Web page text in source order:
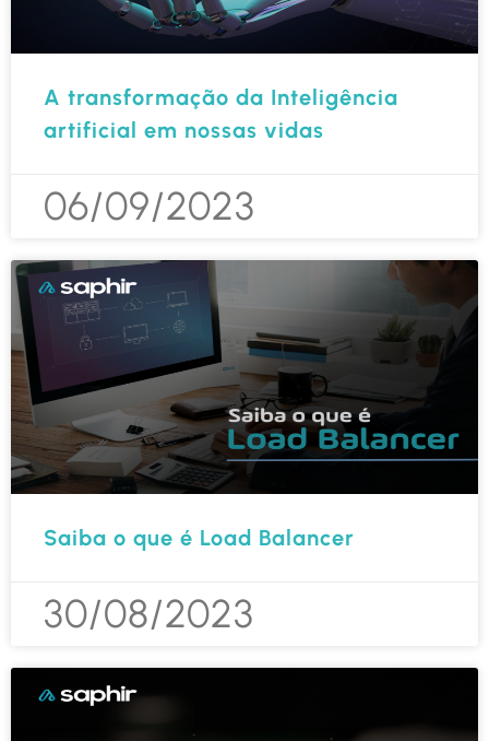
A transformação da Inteligência
artificial em nossas vidas
06/09/2023
Saiba o que é Load Balancer
30/08/2023